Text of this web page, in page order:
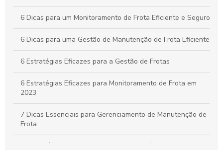
6 Dicas para um Monitoramento de Frota Eficiente e Seguro
6 Dicas para uma Gestão de Manutenção de Frota Eficiente
6 Estratégias Eficazes para a Gestão de Frotas
6 Estratégias Eficazes para Monitoramento de Frota em
2023
7 Dicas Essenciais para Gerenciamento de Manutenção de
Frota
A importância do controle de frota de veículos: como